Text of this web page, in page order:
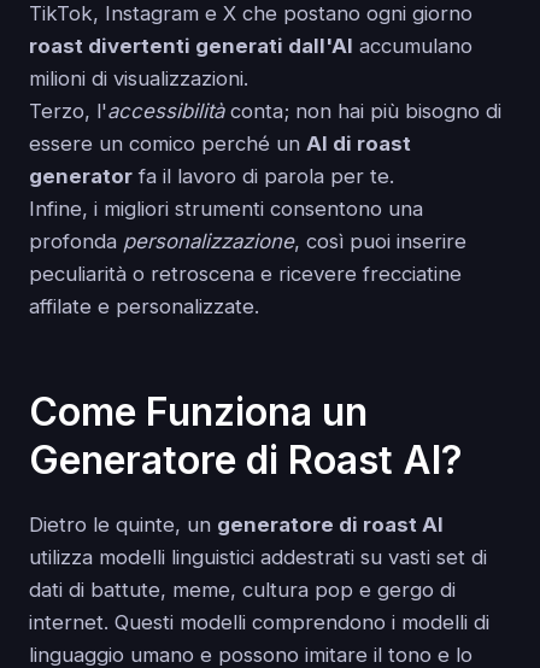
TikTok, Instagram e X che postano ogni giorno
roast divertenti generati dall'AI accumulano
milioni di visualizzazioni.
Terzo, l'accessibilitàconta; non hai più bisogno di
essere un comico perché un AI di roast
generator fa il lavoro di parola per te.
Infine, i migliori strumenti consentono una
profonda personalizzazione, così puoi inserire
peculiarità o retroscena e ricevere frecciatine
affilate e personalizzate.
Come Funziona un
Generatore di Roast AI?
Dietro le quinte, un generatore di roast AI
utilizza modelli linguistici addestrati su vasti set di
dati di battute, meme, cultura pop e gergo di
internet. Questi modelli comprendono i modelli di
linguaggio umano e possono imitare il tono e lo